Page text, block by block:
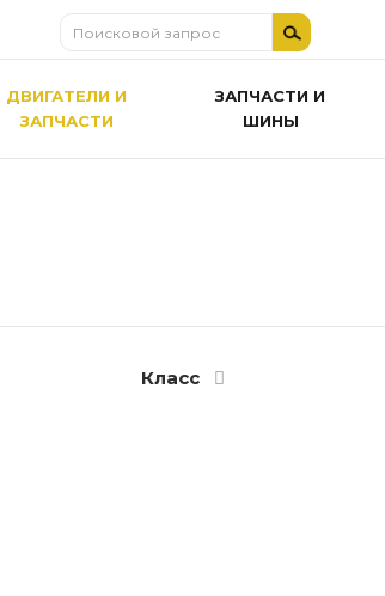
ДВИГАТЕЛИ И
ЗАПЧАСТИ
ЗАПЧАСТИ И
ШИНЫ
Класс